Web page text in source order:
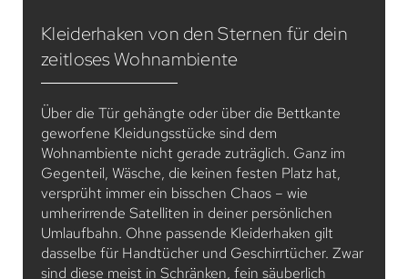
Kleiderhaken von den Sternen für dein
zeitloses Wohnambiente
Über die Tür gehängte oder über die Bettkante
geworfene Kleidungsstücke sind dem
Wohnambiente nicht gerade zuträglich. Ganz im
Gegenteil, Wäsche, die keinen festen Platz hat,
versprüht immer ein bisschen Chaos – wie
umherirrende Satelliten in deiner persönlichen
Umlaufbahn. Ohne passende Kleiderhaken gilt
dasselbe für Handtücher und Geschirrtücher. Zwar
sind diese meist in Schränken, fein säuberlich